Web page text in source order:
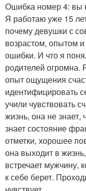
Ошибка номер 4: вы
Я работаю уже 15
почему девушки с
возрастом, опытом
ошибки. И что я
родителей огромна.
опыт ощущения
идентифицировать
учили чувствовать
жизнь, она не знает,
знает состояние
отметки, хорошее
она выходит в
встречает мужчину,
к себе берет.